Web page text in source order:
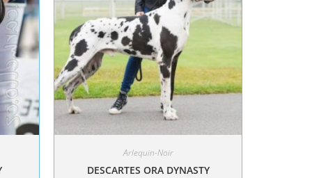
Arlequin-Noir
DESCARTES ORA DYNASTY